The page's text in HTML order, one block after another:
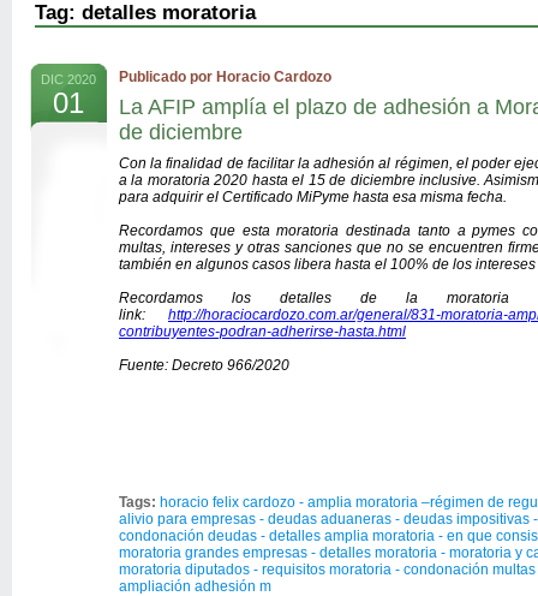
Tag: detalles moratoria
DIC 2020
01
Publicado por Horacio Cardozo
La AFIP amplía el plazo de adhesión a
de diciembre
Con la finalidad de facilitar la adhesión al régimen, el poder
a la moratoria 2020 hasta el 15 de diciembre inclusive.
para adquirir el Certificado MiPyme hasta esa misma fecha.
Recordamos que esta moratoria destinada tanto a pymes
multas, intereses y otras sanciones que no se encuentren
también en algunos casos libera hasta el 100% de los
Recordamos los detalles de la moratoria
link: http://horaciocardozo.com.ar/general/831-moratoria-
contribuyentes-podran-adherirse-hasta.html
Fuente: Decreto 966/2020
Tags: horacio felix cardozo - amplia moratoria –régimen de
alivio para empresas - deudas aduaneras - deudas impositivas
condonación deudas - detalles amplia moratoria - en que
moratoria grandes empresas - detalles moratoria - moratoria y
moratoria diputados - requisitos moratoria - condonación
ampliación adhesión m